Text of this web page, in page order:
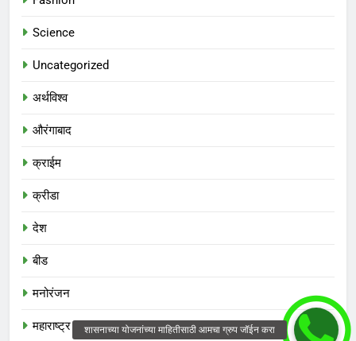
Science
Uncategorized
अर्थविश्व
औरंगाबाद
क्राईम
क्रीडा
देश
बीड
मनोरंजन
महाराष्ट्र